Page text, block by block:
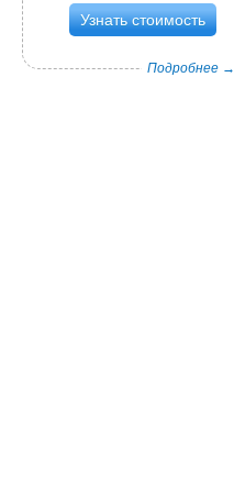
Узнать стоимость
Подробнее →